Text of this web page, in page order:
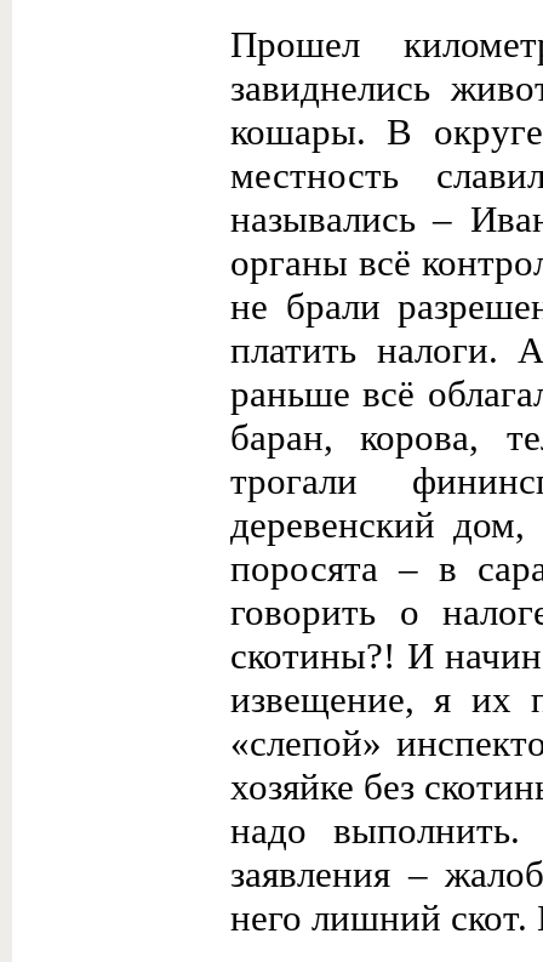
Прошел
завиднелись
кошары. В
местность
назывались –
органы всё
не брали
платить налоги.
раньше всё
баран, корова,
трогали
деревенский
поросята – в
говорить о
скотины?! И
извещение, я их
«слепой»
хозяйке без
надо
заявления –
него лишний скот.